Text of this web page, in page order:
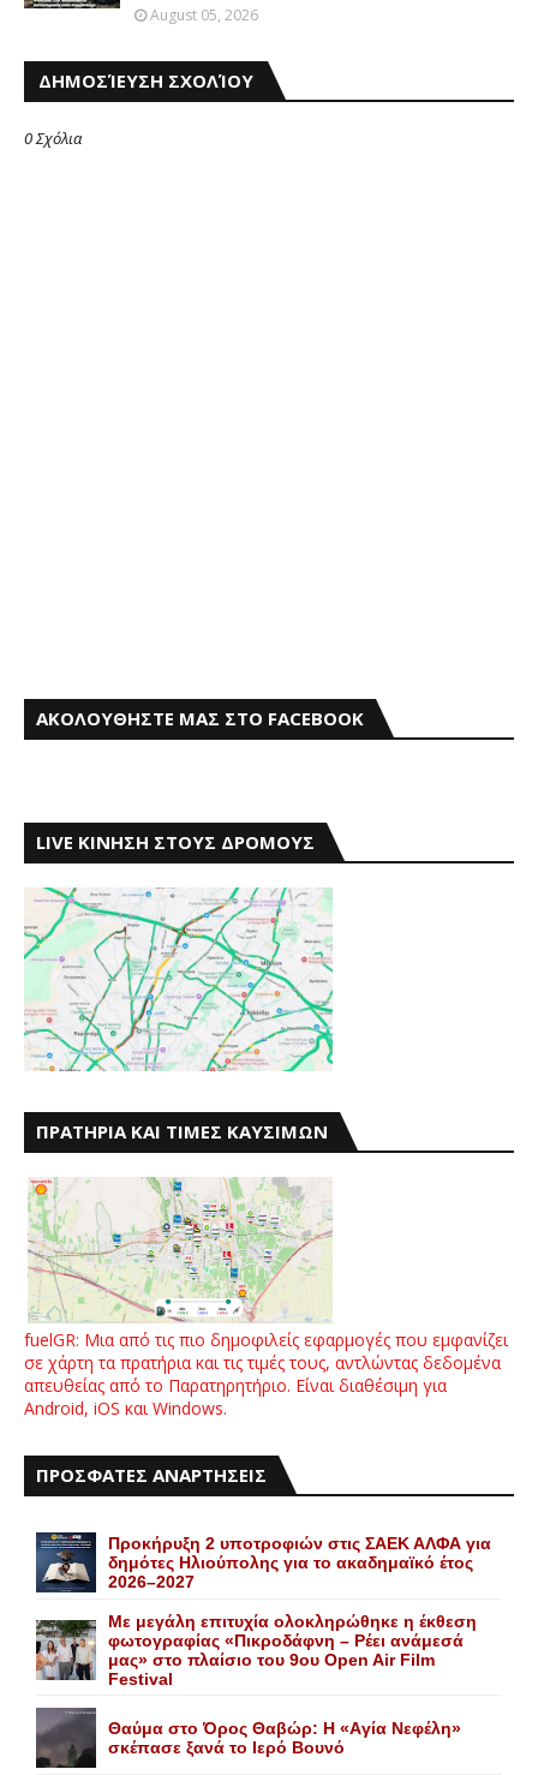
August 05, 2026
ΔΗΜΟΣΊΕΥΣΗ ΣΧΟΛΊΟΥ
0 Σχόλια
ΑΚΟΛΟΥΘΗΣΤΕ ΜΑΣ ΣΤΟ FACEBOOK
LIVE ΚΙΝΗΣΗ ΣΤΟΥΣ ΔΡΟΜΟΥΣ
ΠΡΑΤΗΡΙΑ ΚΑΙ ΤΙΜΕΣ ΚΑΥΣΙΜΩΝ
fuelGR: Μια από τις πιο δημοφιλείς εφαρμογές που εμφανίζει
σε χάρτη τα πρατήρια και τις τιμές τους, αντλώντας δεδομένα
απευθείας από το Παρατηρητήριο. Είναι διαθέσιμη για
Android, iOS και Windows.
ΠΡΟΣΦΑΤΕΣ ΑΝΑΡΤΗΣΕΙΣ
Προκήρυξη 2 υποτροφιών στις ΣΑΕΚ ΑΛΦΑ για
δημότες Ηλιούπολης για το ακαδημαϊκό έτος
2026–2027
Με μεγάλη επιτυχία ολοκληρώθηκε η έκθεση
φωτογραφίας «Πικροδάφνη – Ρέει ανάμεσά
μας» στο πλαίσιο του 9ου Open Air Film
Festival
Θαύμα στο Όρος Θαβώρ: H «Aγία Nεφέλη»
σκέπασε ξανά το Iερό Bουνό